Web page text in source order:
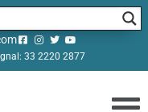
33 2220 2877